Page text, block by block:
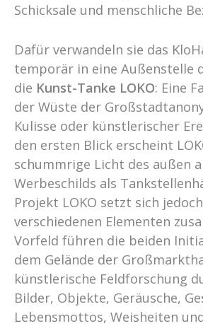
Schicksale und menschliche
Dafür verwandeln sie das
temporär in eine Außenstelle
die Kunst-Tanke LOKO: Eine
der Wüste der
Kulisse oder künstlerischer
den ersten Blick erscheint
schummrige Licht des außen
Werbeschilds als
Projekt LOKO setzt sich
verschiedenen Elementen
Vorfeld führen die beiden
dem Gelände der
künstlerische Feldforschung
Bilder, Objekte, Geräusche,
Lebensmottos, Weisheiten